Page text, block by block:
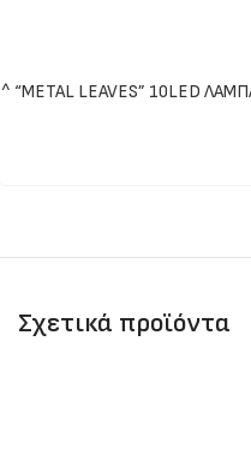
^ “METAL LEAVES” 10LED
Σχετικά προϊόντα